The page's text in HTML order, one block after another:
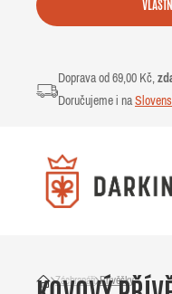
Doprava od 69,00 Kč,
Doručujeme i na
Záchranáři Přívěšky